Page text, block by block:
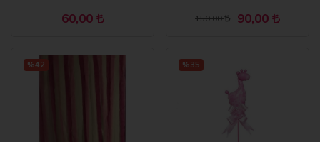
60,00 150,00 90,00
%42 %35